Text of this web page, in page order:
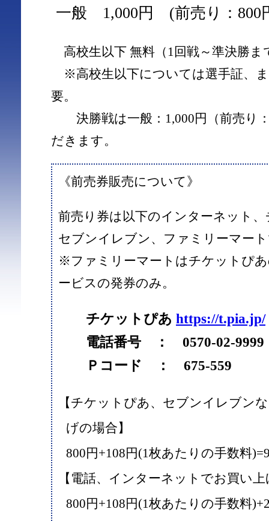
一般 1,000円 (前売り：800
高校生以下 無料（1回戦～準決勝ま
※高校生以下については選手証、
要。
決勝戦は一般：1,000円（前売り
だきます。
《前売券販売について》
前売り券は以下のインターネット
セブンイレブン、ファミリーマー
※ファミリーマートはチケットぴ
ービスの発券のみ。
チケットぴあ https://t.pia.jp/
電話番号 ： 0570-02-9999
Ｐコード ： 675-559
【チケットぴあ、セブンイレブン
げの場合】
800円+108円(1枚あたりの手数料
【電話、インターネットでお買い
800円+108円(1枚あたりの手数料